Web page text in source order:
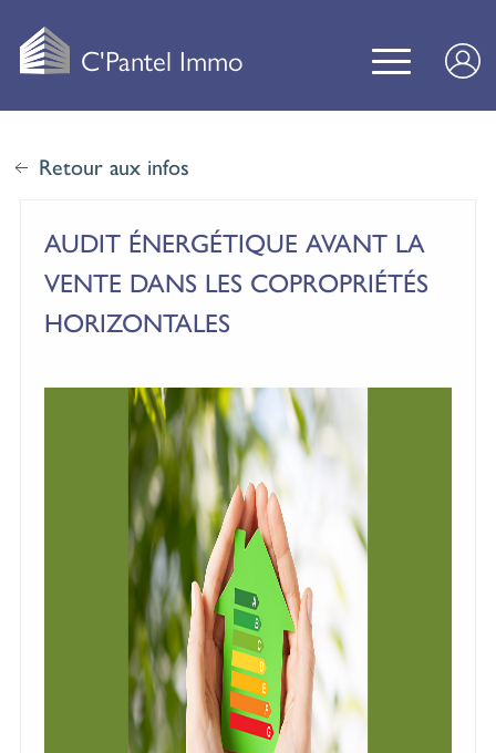
C'Pantel Immo
Retour aux infos
AUDIT ÉNERGÉTIQUE AVANT LA
VENTE DANS LES COPROPRIÉTÉS
HORIZONTALES